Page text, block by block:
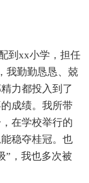
到xx小学，担任
我勤勤恳恳、兢
力都投入到了
成绩。我所带
在学校举行的
稳夺桂冠。也
”，我也多次被